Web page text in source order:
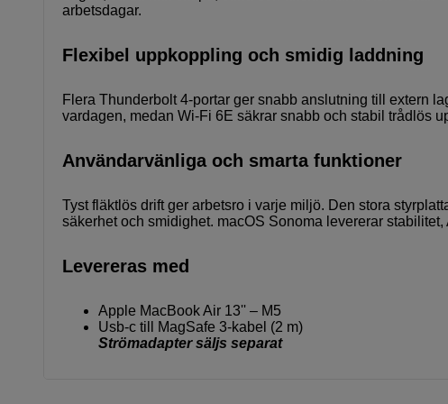
arbetsdagar.
Flexibel uppkoppling och smidig laddning
Flera Thunderbolt 4-portar ger snabb anslutning till extern
vardagen, medan Wi-Fi 6E säkrar snabb och stabil trådlös
Användarvänliga och smarta funktioner
Tyst fläktlös drift ger arbetsro i varje miljö. Den stora
säkerhet och smidighet. macOS Sonoma levererar
Levereras med
Apple MacBook Air 13'' – M5
Usb-c till MagSafe 3-kabel (2 m)
Strömadapter säljs separat